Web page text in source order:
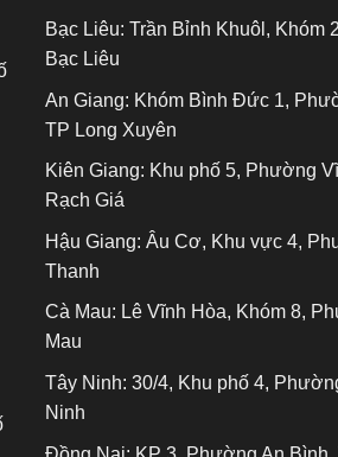
Bạc Liêu: Trần Bỉnh Khuôl, Khóm
Bạc Liêu
An Giang: Khóm Bình Đức 1,
TP Long Xuyên
Kiên Giang: Khu phố 5, Phường
Rạch Giá
Hậu Giang: Âu Cơ, Khu vực 4,
Thanh
Cà Mau: Lê Vĩnh Hòa, Khóm 8,
Mau
Tây Ninh: 30/4, Khu phố 4,
Ninh